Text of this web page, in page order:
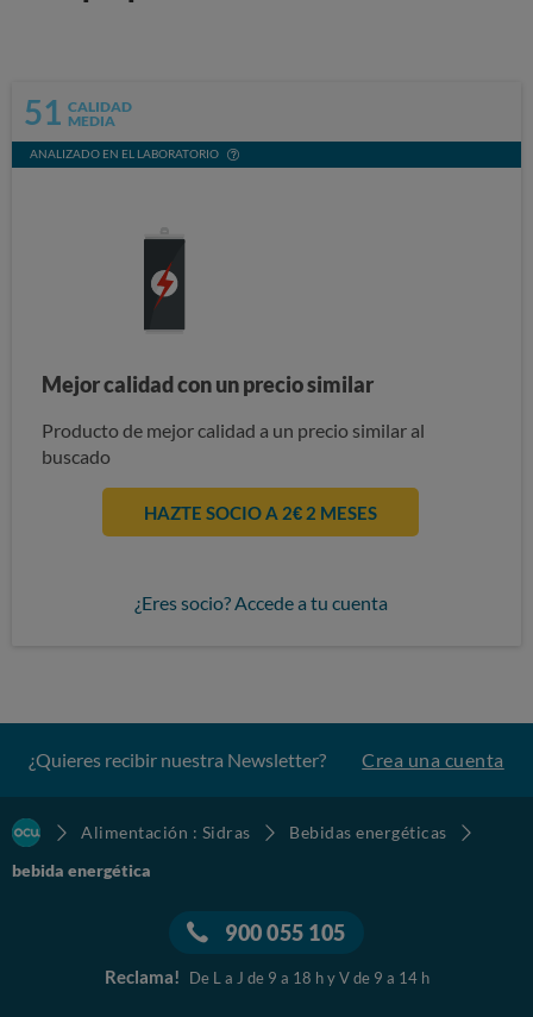
51 CALIDAD
MEDIA
ANALIZADO EN EL LABORATORIO
Mejor calidad con un precio similar
Producto de mejor calidad a un precio similar al
buscado
HAZTE SOCIO A 2€ 2 MESES
¿Eres socio? Accede a tu cuenta
¿Quieres recibir nuestra Newsletter? Crea una cuenta
Alimentación : Sidras
Bebidas energéticas
bebida energética
900 055 105
Reclama! De L a J de 9 a 18 h y V de 9 a 14 h